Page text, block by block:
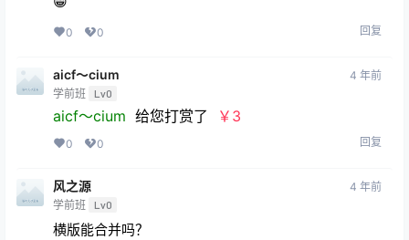
0 0 回复
aicf～cium
学前班 Lv0
4 年前
aicf～cium 给您打赏了 ￥3
0 0 回复
风之源
学前班 Lv0
4 年前
横版能合并吗？